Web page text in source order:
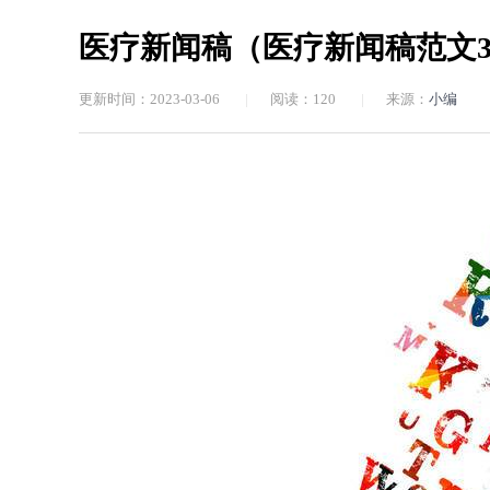
医疗新闻稿（医疗新闻稿范文
更新时间：2023-03-06 阅读： 120 来源： 小编